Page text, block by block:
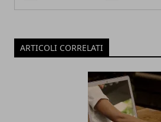
ARTICOLI CORRELATI